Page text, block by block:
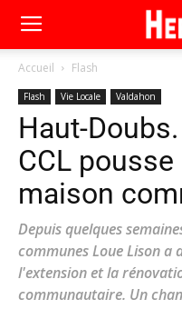
Accueil Flash
Flash Vie Locale Valdahon
Haut-
CCL
maison
Depuis quelques
communes Loue Lison
l'extension et la
communautaire. Un